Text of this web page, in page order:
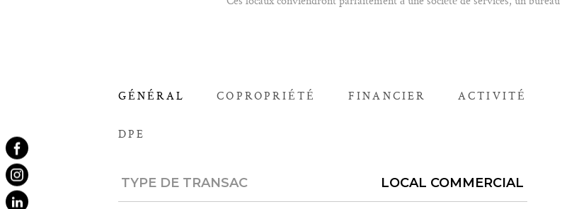
GÉNÉRAL COPROPRIÉTÉ FINANCIER ACTIVITÉ
DPE
Caractérisque Valeurs
TYPE DE TRANSAC LOCAL COMMERCIAL